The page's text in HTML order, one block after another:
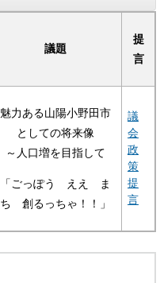
議題
提
言
魅力ある山陽小野田市
としての将来像
～人口増を目指して
「ごっぽう ええ ま
ち 創るっちゃ！！」
議
会
政
策
提
言